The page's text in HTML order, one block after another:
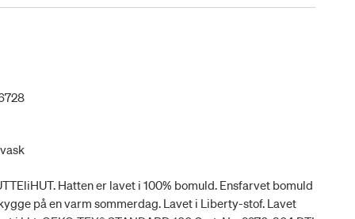
Hatten er lavet i 100% bomuld. Ensfarvet bomuld
på en varm sommerdag. Lavet i Liberty-stof. Lavet